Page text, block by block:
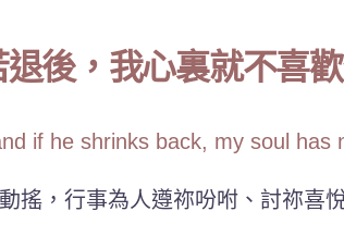
後，我心裏就不喜
if he shrinks back, my soul has
搖，行事為人遵祢吩咐、討祢喜悅